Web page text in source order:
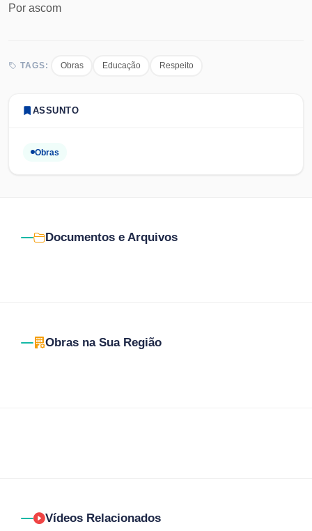
Por ascom
TAGS: Obras Educação Respeito
ASSUNTO
Obras
Documentos e Arquivos
Obras na Sua Região
Vídeos Relacionados